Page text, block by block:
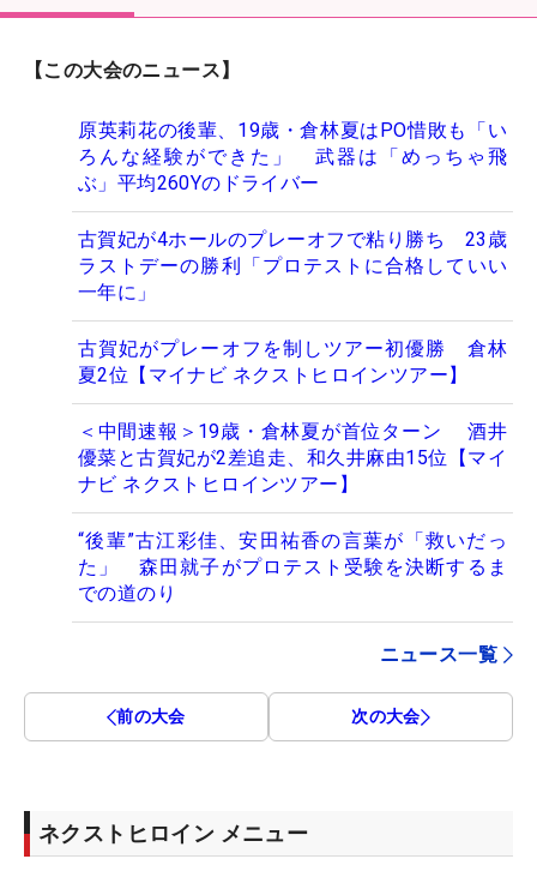
【この大会のニュース】
原英莉花の後輩、19歳・倉林夏はPO惜敗も「い
ろんな経験ができた」 武器は「めっちゃ飛
ぶ」平均260Yのドライバー
古賀妃が4ホールのプレーオフで粘り勝ち 23歳
ラストデーの勝利「プロテストに合格していい
一年に」
古賀妃がプレーオフを制しツアー初優勝 倉林
夏2位【マイナビ ネクストヒロインツアー】
＜中間速報＞19歳・倉林夏が首位ターン 酒井
優菜と古賀妃が2差追走、和久井麻由15位【マイ
ナビ ネクストヒロインツアー】
“後輩”古江彩佳、安田祐香の言葉が「救いだっ
た」 森田就子がプロテスト受験を決断するま
での道のり
ニュース一覧
前の大会 次の大会
ネクストヒロイン メニュー